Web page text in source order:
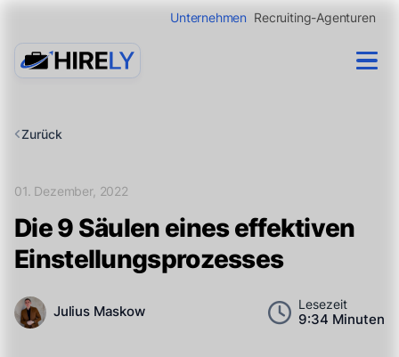
Unternehmen Recruiting-Agenturen
Zurück
01. Dezember, 2022
Die 9 Säulen eines effektiven
Einstellungsprozesses
Julius Maskow Lesezeit
9:34 Minuten